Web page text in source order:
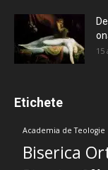
15
Etichete
Academia de Teologie
Biserica